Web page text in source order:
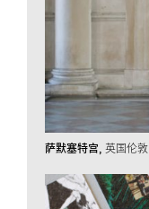
萨默塞特宫 英国伦敦